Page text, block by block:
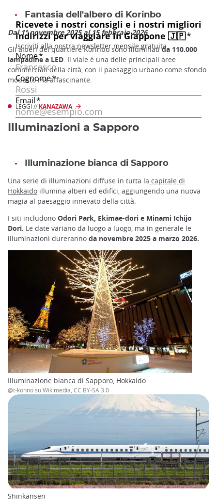
Fantasia dell'albero di Korinbo
Dal 1° novembre 2025 al 15 febbraio 2026
Gli alberi del quartiere Korinbo sono illuminatida 110.000
lampadine a LED . Il viale è una delle principali aree
commerciali della città, con il paesaggio urbano come sfondo
modesto ma affascinante.
LEGGI // KANAZAWA
Illuminazioni a Sapporo
Illuminazione bianca di Sapporo
Una serie di illuminazioni diffuse in tutta la capitale di
Hokkaido illumina alberi ed edifici, aggiungendo una nuova
magia al paesaggio innevato della città.
I siti includono Odori Park, Ekimae-dori e Minami Ichijo
Dori. Le date variano da luogo a luogo, ma in generale le
illuminazioni dureranno da novembre 2025 a marzo 2026.
Illuminazione bianca di Sapporo, Hokkaido
@t-konno su Wikimedia, CC BY-SA 3.0
Shinkansen